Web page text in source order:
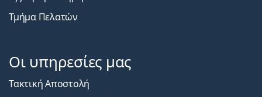
Τμήμα Πελατών
Οι υπηρεσίες μας
Τακτική Αποστολή